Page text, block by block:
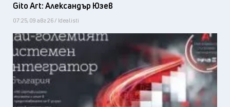
Gito Art: Александър Юзев
07:25, 09 авг 26 / Idealisti